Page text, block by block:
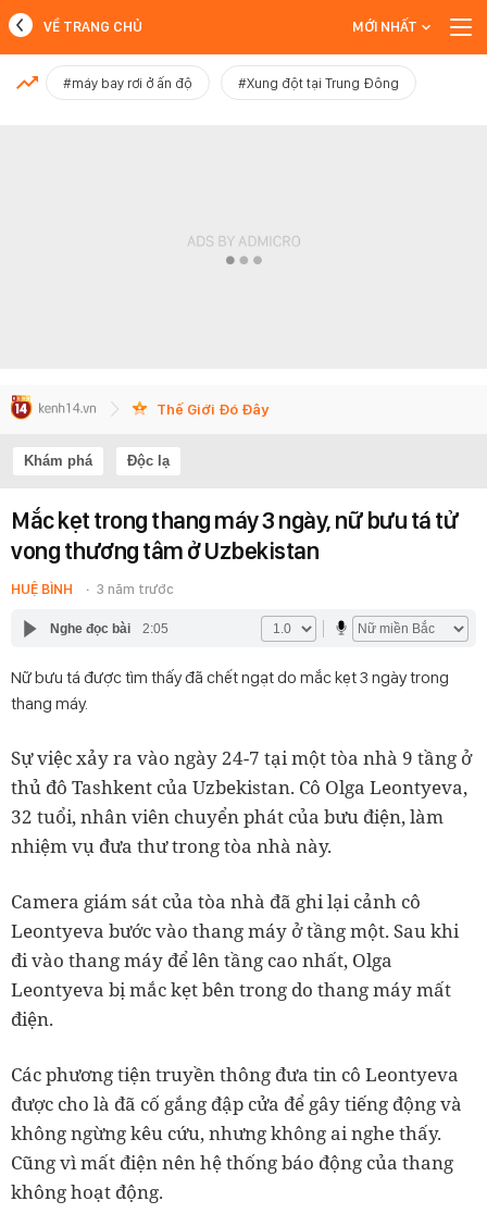
MỚI NHẤT
VỀ TRANG CHỦ MỚI NHẤT
#máy bay rơi ở ấn độ #Xung đột tại Trung Đông
Thế Giới Đó Đây
Khám phá Độc lạ
Mắc kẹt trong thang máy 3 ngày, nữ bưu tá tử
vong thương tâm ở Uzbekistan
HUỆ BÌNH 3 năm trước
Nghe đọc bài 2:05
Nữ bưu tá được tìm thấy đã chết ngạt do mắc kẹt 3 ngày trong
thang máy.
Sự việc xảy ra vào ngày 24-7 tại một tòa nhà 9 tầng ở
thủ đô Tashkent của Uzbekistan. Cô Olga Leontyeva,
32 tuổi, nhân viên chuyển phát của bưu điện, làm
nhiệm vụ đưa thư trong tòa nhà này.
Camera giám sát của tòa nhà đã ghi lại cảnh cô
Leontyeva bước vào thang máy ở tầng một. Sau khi
đi vào thang máy để lên tầng cao nhất, Olga
Leontyeva bị mắc kẹt bên trong do thang máy mất
điện.
Các phương tiện truyền thông đưa tin cô Leontyeva
được cho là đã cố gắng đập cửa để gây tiếng động và
không ngừng kêu cứu, nhưng không ai nghe thấy.
Cũng vì mất điện nên hệ thống báo động của thang
không hoạt động.